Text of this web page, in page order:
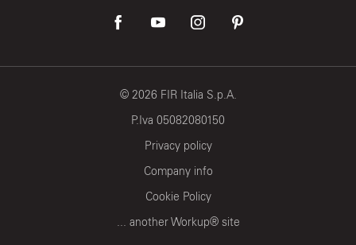
© 2026 FIR Italia S.p.A.
P.Iva 05082080150
Privacy policy
Company info
Cookie Policy
... another Workup® site